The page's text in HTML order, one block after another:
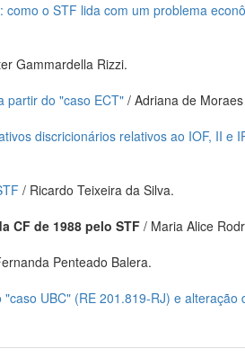
o STF lida com um problema
Gammardella Rizzi.
partir do "caso ECT" / Adriana de
discricionários relativos ao IOF, II e
/ Ricardo Teixeira da Silva.
CF de 1988 pelo STF/ Maria Alice
Penteado Balera.
UBC" (RE 201.819-RJ) e